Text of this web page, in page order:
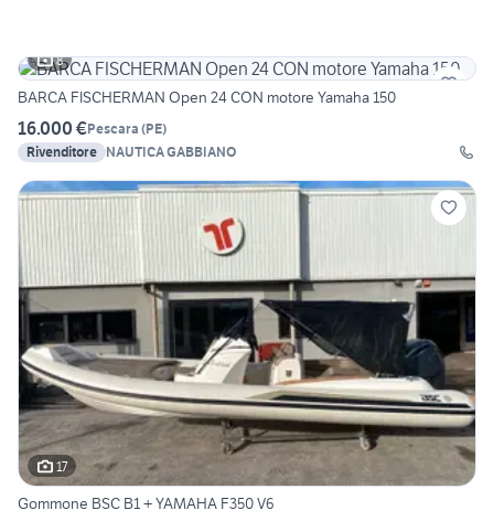
8
BARCA FISCHERMAN Open 24 CON motore Yamaha 150
16.000 €Pescara (PE)
Rivenditore NAUTICA GABBIANO
17
Gommone BSC B1 + YAMAHA F350 V6